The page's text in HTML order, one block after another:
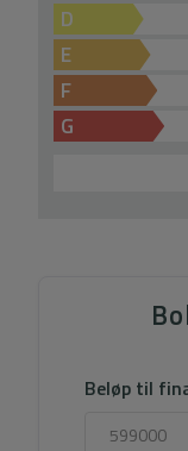
D
E
F
G
Beløp til